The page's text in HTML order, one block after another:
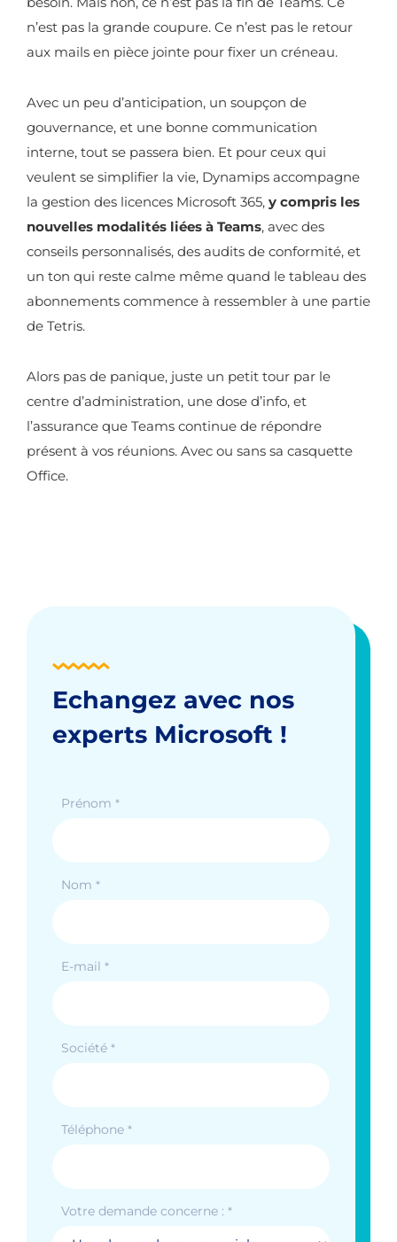
n’est pas la grande coupure. Ce n’est pas le retour
aux mails en pièce jointe pour fixer un créneau.
Avec un peu d’anticipation, un soupçon de
gouvernance, et une bonne communication
interne, tout se passera bien. Et pour ceux qui
veulent se simplifier la vie, Dynamips accompagne
la gestion des licences Microsoft 365, y compris les
nouvelles modalités liées à Teams, avec des
conseils personnalisés, des audits de conformité, et
un ton qui reste calme même quand le tableau des
abonnements commence à ressembler à une partie
de Tetris.
Alors pas de panique, juste un petit tour par le
centre d’administration, une dose d’info, et
l’assurance que Teams continue de répondre
présent à vos réunions. Avec ou sans sa casquette
Office.
Echangez avec nos
experts Microsoft !
Prénom *
Nom *
E-mail *
Société *
Téléphone *
Votre demande concerne : *